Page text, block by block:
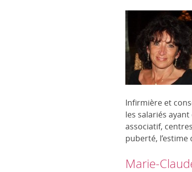
Infirmière et
les salariés
associatif,
puberté,
Marie-